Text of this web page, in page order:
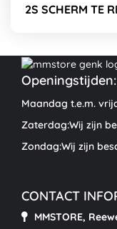
2S SCHERM TE
Openingstijden:
Maandag t.e.m.
Zaterdag:Wij zijn
Zondag:Wij zijn
CONTACT
MMSTORE,